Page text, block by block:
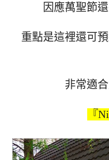
因應萬聖節
重點是這裡還可
非常適
『